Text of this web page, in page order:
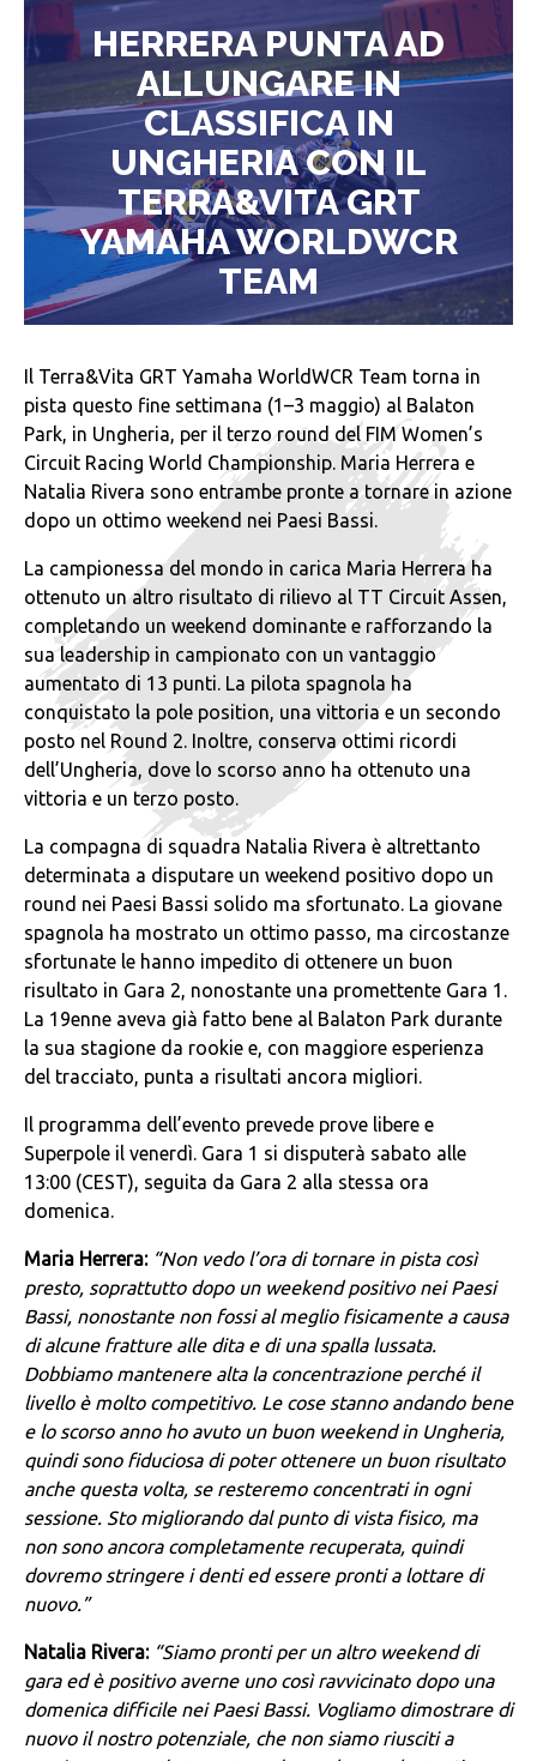
HERRERA PUNTA AD
ALLUNGARE IN
CLASSIFICA IN
UNGHERIA CON IL
TERRA&VITA GRT
YAMAHA WORLDWCR
TEAM
Il Terra&Vita GRT Yamaha WorldWCR Team torna in
pista questo fine settimana (1–3 maggio) al Balaton
Park, in Ungheria, per il terzo round del FIM Women’s
Circuit Racing World Championship. Maria Herrera e
Natalia Rivera sono entrambe pronte a tornare in azione
dopo un ottimo weekend nei Paesi Bassi.
La campionessa del mondo in carica Maria Herrera ha
ottenuto un altro risultato di rilievo al TT Circuit Assen,
completando un weekend dominante e rafforzando la
sua leadership in campionato con un vantaggio
aumentato di 13 punti. La pilota spagnola ha
conquistato la pole position, una vittoria e un secondo
posto nel Round 2. Inoltre, conserva ottimi ricordi
dell’Ungheria, dove lo scorso anno ha ottenuto una
vittoria e un terzo posto.
La compagna di squadra Natalia Rivera è altrettanto
determinata a disputare un weekend positivo dopo un
round nei Paesi Bassi solido ma sfortunato. La giovane
spagnola ha mostrato un ottimo passo, ma circostanze
sfortunate le hanno impedito di ottenere un buon
risultato in Gara 2, nonostante una promettente Gara 1.
La 19enne aveva già fatto bene al Balaton Park durante
la sua stagione da rookie e, con maggiore esperienza
del tracciato, punta a risultati ancora migliori.
Il programma dell’evento prevede prove libere e
Superpole il venerdì. Gara 1 si disputerà sabato alle
13:00 (CEST), seguita da Gara 2 alla stessa ora
domenica.
Maria Herrera: “Non vedo l’ora di tornare in pista così
presto, soprattutto dopo un weekend positivo nei Paesi
Bassi, nonostante non fossi al meglio fisicamente a causa
di alcune fratture alle dita e di una spalla lussata.
Dobbiamo mantenere alta la concentrazione perché il
livello è molto competitivo. Le cose stanno andando bene
e lo scorso anno ho avuto un buon weekend in Ungheria,
quindi sono fiduciosa di poter ottenere un buon risultato
anche questa volta, se resteremo concentrati in ogni
sessione. Sto migliorando dal punto di vista fisico, ma
non sono ancora completamente recuperata, quindi
dovremo stringere i denti ed essere pronti a lottare di
nuovo.”
Natalia Rivera: “Siamo pronti per un altro weekend di
gara ed è positivo averne uno così ravvicinato dopo una
domenica difficile nei Paesi Bassi. Vogliamo dimostrare di
nuovo il nostro potenziale, che non siamo riusciti a